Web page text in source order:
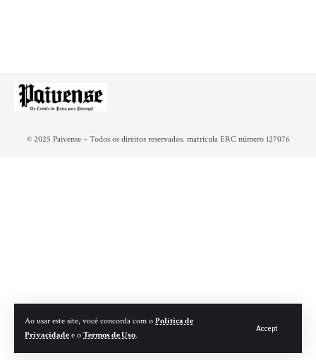
Ao usar este site, você concorda com o Política de
Privacidade e o Termos de Uso.
Accept
© 2025 Paivense – Todos os direitos reservados. matrícula ERC número 127076